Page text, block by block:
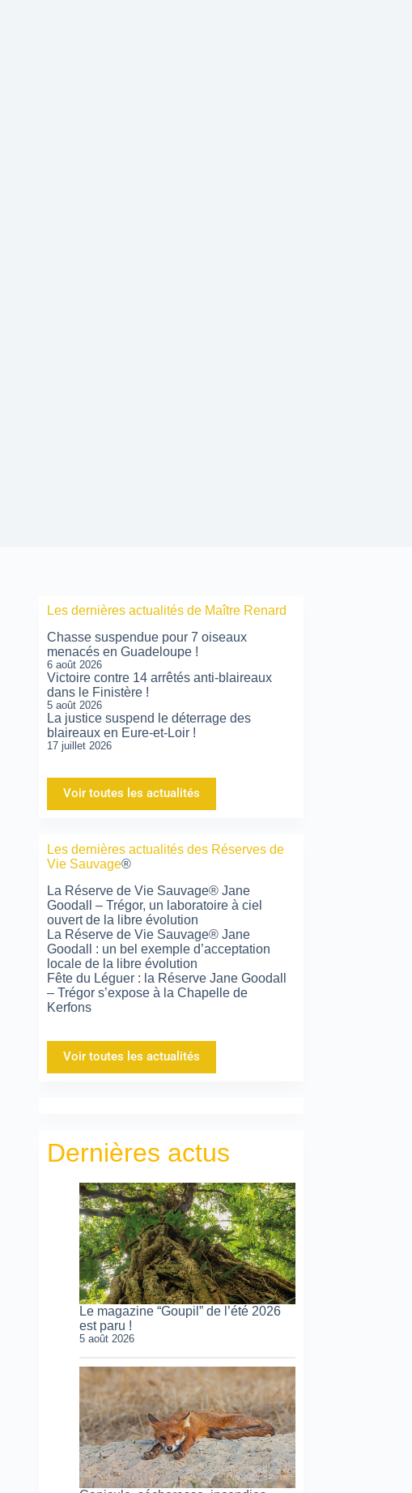
Les dernières actualités de Maître Renard
Chasse suspendue pour 7 oiseaux
menacés en Guadeloupe !
6 août 2026
Victoire contre 14 arrêtés anti-blaireaux
dans le Finistère !
5 août 2026
La justice suspend le déterrage des
blaireaux en Eure-et-Loir !
17 juillet 2026
Voir toutes les actualités
Les dernières actualités des Réserves de
Vie Sauvage®
La Réserve de Vie Sauvage® Jane
Goodall – Trégor, un laboratoire à ciel
ouvert de la libre évolution
La Réserve de Vie Sauvage® Jane
Goodall : un bel exemple d’acceptation
locale de la libre évolution
Fête du Léguer : la Réserve Jane Goodall
– Trégor s’expose à la Chapelle de
Kerfons
Voir toutes les actualités
Dernières actus
Le magazine “Goupil” de l’été 2026
est paru !
5 août 2026